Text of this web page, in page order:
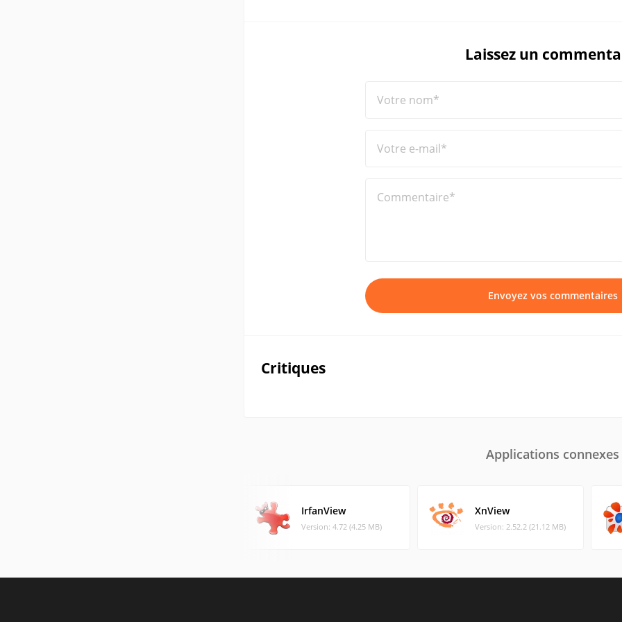
Laissez un
Votre nom*
Votre e-mail*
Commentaire*
Envoyez vos commentaires
Critiques
Applications connexes
IrfanView
Version: 4.72 (4.25 MB)
XnView
Version: 2.52.2 (21.12 MB)